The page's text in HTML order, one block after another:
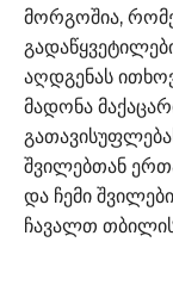
მორგოშია,
აღდგენას
მადონა
შვილებთან
და ჩემი
ჩავალთ